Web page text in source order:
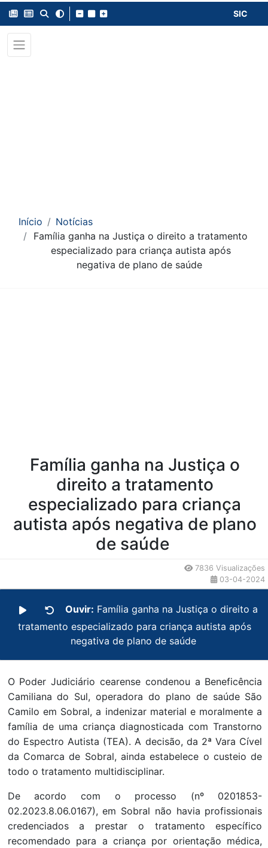
SIC
Início
Notícias
Família ganha na Justiça o direito a tratamento
especializado para criança autista após
negativa de plano de saúde
Família ganha na Justiça o
direito a tratamento
especializado para criança
autista após negativa de plano
de saúde
7836 Visualizações
03-04-2024
Ouvir: Família ganha na Justiça o direito a
tratamento especializado para criança autista após
negativa de plano de saúde
O Poder Judiciário cearense condenou a Beneficência
Camiliana do Sul, operadora do plano de saúde São
Camilo em Sobral, a indenizar material e moralmente a
família de uma criança diagnosticada com Transtorno
do Espectro Autista (TEA). A decisão, da 2ª Vara Cível
da Comarca de Sobral, ainda estabelece o custeio de
todo o tratamento multidisciplinar.
De acordo com o processo (nº 0201853-
02.2023.8.06.0167), em Sobral não havia profissionais
credenciados a prestar o tratamento específico
recomendado para a criança por orientação médica,